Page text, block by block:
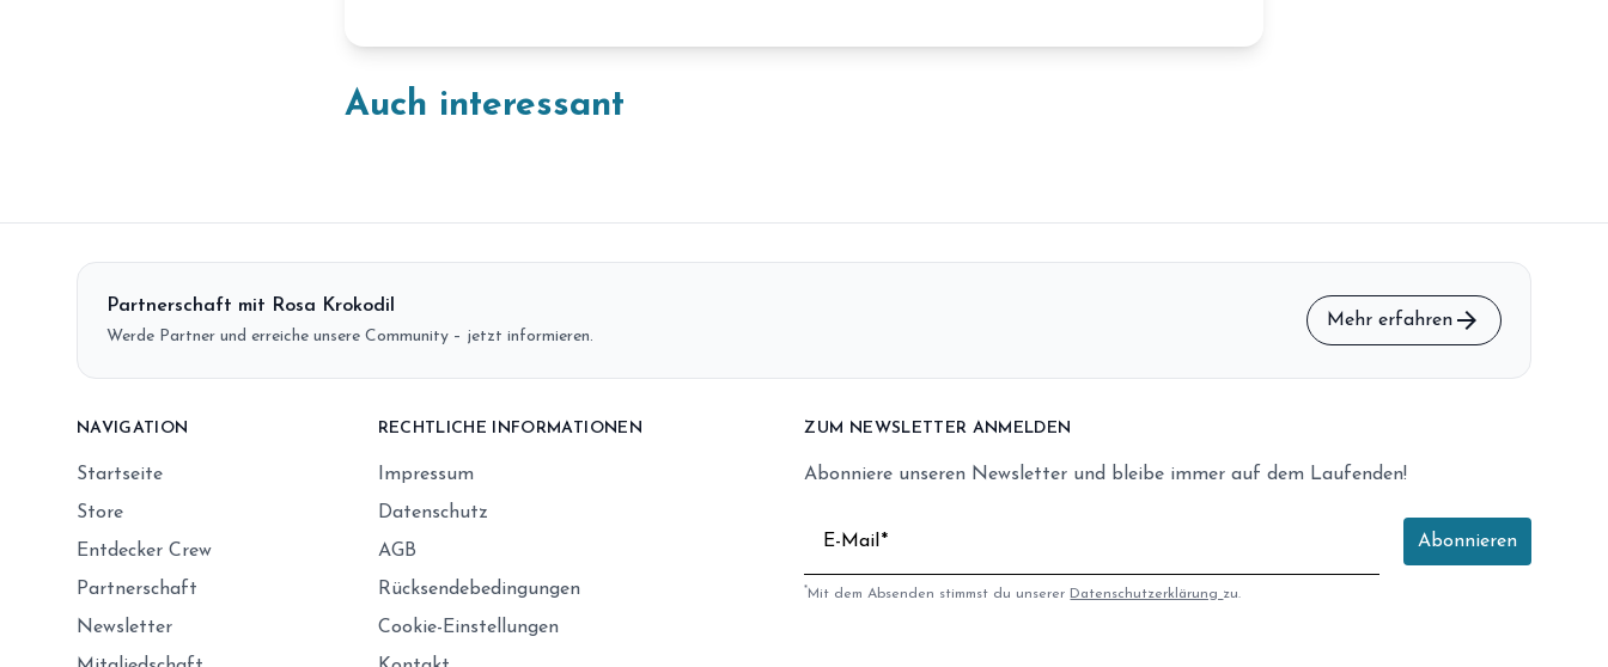
Auch interessant
Partnerschaft mit Rosa Krokodil
Werde Partner und erreiche unsere Community – jetzt informieren.
Mehr erfahren arrow_forward
NAVIGATION
Startseite
Store
Entdecker Crew
Partnerschaft
Newsletter
RECHTLICHE INFORMATIONEN
Impressum
Datenschutz
AGB
Rücksendebedingungen
Cookie-Einstellungen
ZUM NEWSLETTER ANMELDEN
Abonniere unseren Newsletter und bleibe immer auf dem Laufenden!
E-Mail Abonnieren
*Mit dem Absenden stimmst du unserer Datenschutzerklärung zu.